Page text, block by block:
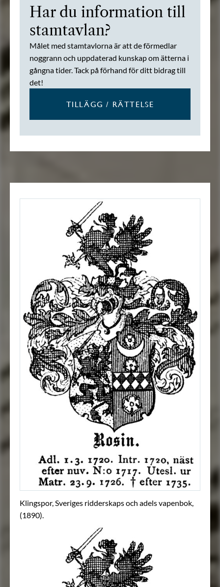
Har du information till
stamtavlan?
Målet med stamtavlorna är att de förmedlar
noggrann och uppdaterad kunskap om ätterna i
gångna tider. Tack på förhand för ditt bidrag till
det!
TILLÄGG / RÄTTELSE
Klingspor, Sveriges ridderskaps och adels vapenbok,
(1890).